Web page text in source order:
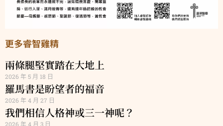
更多睿智雞精
兩條腿堅實踏在大地上
2026 年 5 月 18 日
羅馬書是盼望者的福音
2026 年 4 月 27 日
我們相信人格神或三一神呢？
2026 年 4 月 3 日